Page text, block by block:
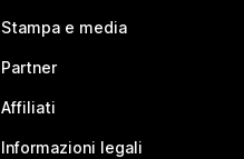
Stampa e media
Partner
Affiliati
Informazioni legali